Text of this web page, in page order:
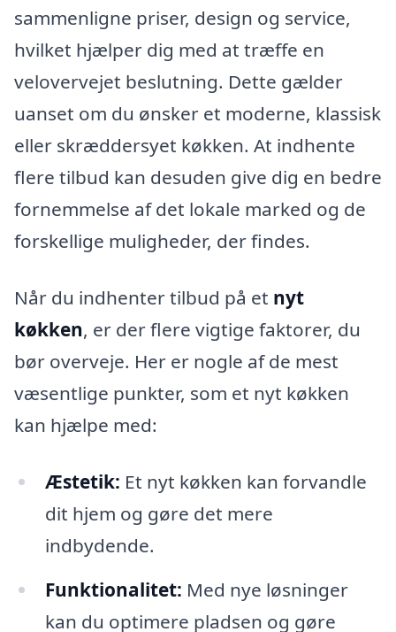
sammenligne priser, design og service,
hvilket hjælper dig med at træffe en
velovervejet beslutning. Dette gælder
uanset om du ønsker et moderne, klassisk
eller skræddersyet køkken. At indhente
flere tilbud kan desuden give dig en bedre
fornemmelse af det lokale marked og de
forskellige muligheder, der findes.
Når du indhenter tilbud på et nyt
køkken, er der flere vigtige faktorer, du
bør overveje. Her er nogle af de mest
væsentlige punkter, som et nyt køkken
kan hjælpe med:
Æstetik: Et nyt køkken kan forvandle
dit hjem og gøre det mere
indbydende.
Funktionalitet: Med nye løsninger
kan du optimere pladsen og gøre